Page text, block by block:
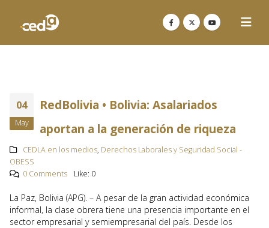
04
May
RedBolivia • Bolivia: Asalariados
aportan a la generación de riqueza
CEDLA en los medios, Derechos Laborales y Seguridad Social -
OBESS
0 Comments
Like: 0
La Paz, Bolivia (APG). – A pesar de la gran actividad económica
informal, la clase obrera tiene una presencia importante en el
sector empresarial y semiempresarial del país. Desde los